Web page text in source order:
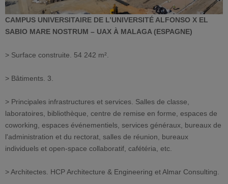
CAMPUS UNIVERSITAIRE DE L’UNIVERSITÉ ALFONSO X EL
SABIO MARE NOSTRUM – UAX À MALAGA (ESPAGNE)
> Surface construite. 54 242 m².
> Bâtiments. 3.
> Principales infrastructures et services. Salles de classe,
laboratoires, bibliothèque, centre de remise en forme, espaces de
coworking, espaces événementiels, services généraux, bureaux de
l'administration et du rectorat, salles de réunion, bureaux
individuels et open-space collaboratif, cafétéria, etc.
> Architectes. HCP Architecture & Engineering et Almar Consulting.